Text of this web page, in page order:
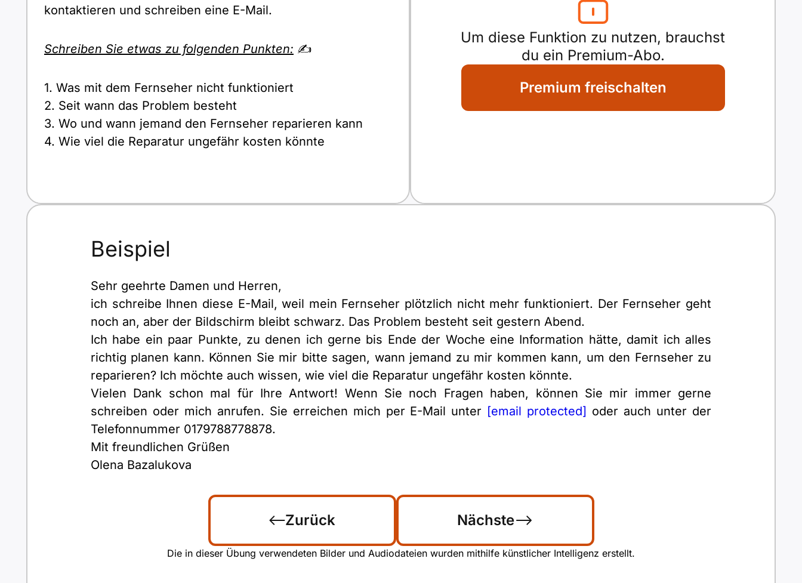
kontaktieren und schreiben eine E-Mail.
Schreiben Sie etwas zu folgenden Punkten: ✍
1. Was mit dem Fernseher nicht funktioniert
2. Seit wann das Problem besteht
3. Wo und wann jemand den Fernseher reparieren kann
4. Wie viel die Reparatur ungefähr kosten könnte
Um diese Funktion zu nutzen, brauchst
du ein Premium-Abo.
Premium freischalten
Beispiel
Sehr geehrte Damen und Herren,
ich schreibe Ihnen diese E-Mail, weil mein Fernseher plötzlich nicht mehr funktioniert. Der Fernseher geht
noch an, aber der Bildschirm bleibt schwarz. Das Problem besteht seit gestern Abend.
Ich habe ein paar Punkte, zu denen ich gerne bis Ende der Woche eine Information hätte, damit ich alles
richtig planen kann. Können Sie mir bitte sagen, wann jemand zu mir kommen kann, um den Fernseher zu
reparieren? Ich möchte auch wissen, wie viel die Reparatur ungefähr kosten könnte.
Vielen Dank schon mal für Ihre Antwort! Wenn Sie noch Fragen haben, können Sie mir immer gerne
schreiben oder mich anrufen. Sie erreichen mich per E-Mail unter [email protected] oder auch unter der
Telefonnummer 0179788778878.
Mit freundlichen Grüßen
Olena Bazalukova
Zurück Nächste
Die in dieser Übung verwendeten Bilder und Audiodateien wurden mithilfe künstlicher Intelligenz erstellt.